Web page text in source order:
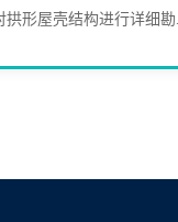
形屋壳结构进行详细勘...